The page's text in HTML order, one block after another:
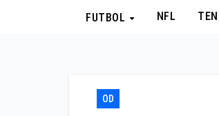
FUTBOL NFL
OD